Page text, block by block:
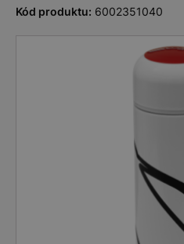
Kód produktu: 6002351040